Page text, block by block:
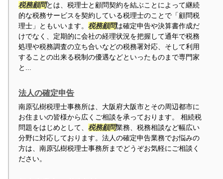
税務顧問とは、税理士と顧問契約を結ぶことによって継続
的な税務サービスを契約している税理士のことで「顧問税
理士」ともいいます。税務顧問は確定申告や決算書作成だ
けでなく、定期的に会社の経理状況を把握して通年で税務
処理や税務調査の立ち合いなどの税務署対応、そして利用
することの出来る税制の優遇などといったものまで専門家
と...
法人の確定申告
南原弘樹税理士事務所は、大阪府大阪市とその周辺都市に
お住まいの皆様から広くご相談を承っております。 相続税
問題をはじめとして、税務顧問業務、税務相談など幅広い
分野に対応しております。法人の確定申告業務でお悩みの
方は、南原弘樹税理士事務所までどうぞお気軽にご相談く
ださい。